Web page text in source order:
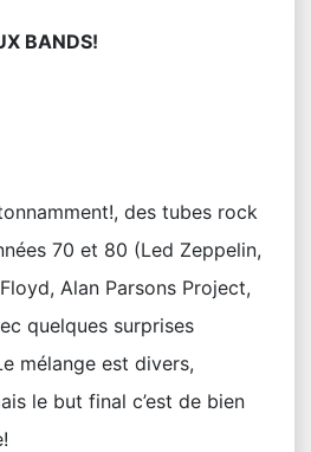
BANDS!
des tubes rock
70 et 80 (Led Zeppelin,
Alan Parsons Project,
quelques surprises
mélange est divers,
le but final c’est de bien